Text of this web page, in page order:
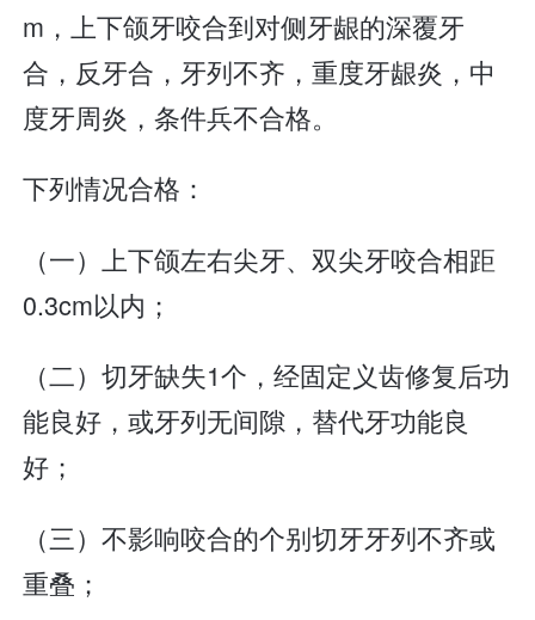
m，上下颌牙咬合到对侧牙龈的深覆牙
合，反牙合，牙列不齐，重度牙龈炎，中
度牙周炎，条件兵不合格。
下列情况合格：
（一）上下颌左右尖牙、双尖牙咬合相距
0.3cm以内；
（二）切牙缺失1个，经固定义齿修复后功
能良好，或牙列无间隙，替代牙功能良
好；
（三）不影响咬合的个别切牙牙列不齐或
重叠；